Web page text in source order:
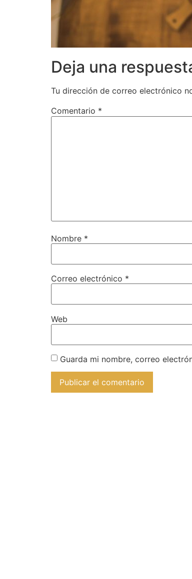
Deja una
Tu dirección de correo electrónico
Comentario *
Nombre *
Correo electrónico *
Web
Guarda mi nombre, correo